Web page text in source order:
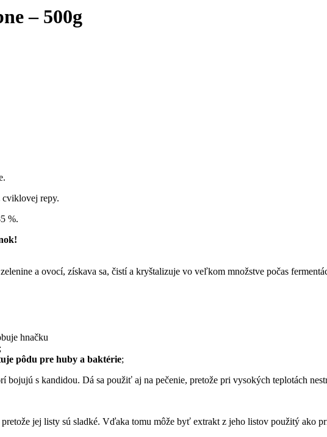
– 500g
cviklovej repy.
%.
a ovocí, získava sa, čistí a kryštalizuje vo veľkom množstve počas
hnačku
pôdu pre huby a baktérie;
s kandidou. Dá sa použiť aj na pečenie, pretože pri vysokých teplotách
jej listy sú sladké. Vďaka tomu môže byť extrakt z jeho listov použitý ako